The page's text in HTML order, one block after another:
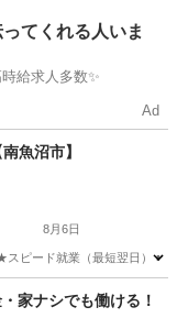
てくれる人いま
要！高時給求人多数✨
Ad
魚沼市】
8月6日
ード就業（最短翌日） ■
家ナシでも働ける！